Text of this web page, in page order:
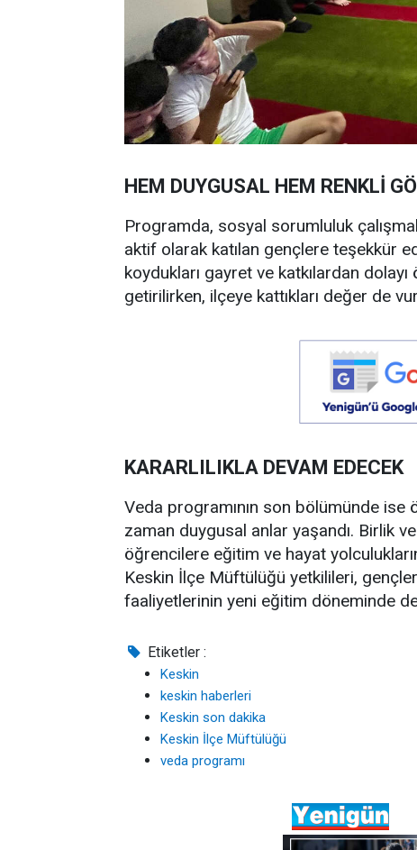
HEM DUYGUSAL HEM RENKLİ
Programda, sosyal sorumluluk
aktif olarak katılan gençlere teşekkür
koydukları gayret ve katkılardan
getirilirken, ilçeye kattıkları değer de
KARARLILIKLA DEVAM EDECEK
Veda programının son bölümünde
zaman duygusal anlar yaşandı. Birlik
öğrencilere eğitim ve hayat
Keskin İlçe Müftülüğü yetkilileri,
faaliyetlerinin yeni eğitim döneminde
Etiketler :
Keskin
keskin haberleri
Keskin son dakika
Keskin İlçe Müftülüğü
veda programı